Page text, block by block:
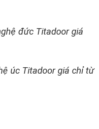
đức Titadoor giá
úc Titadoor giá chỉ từ